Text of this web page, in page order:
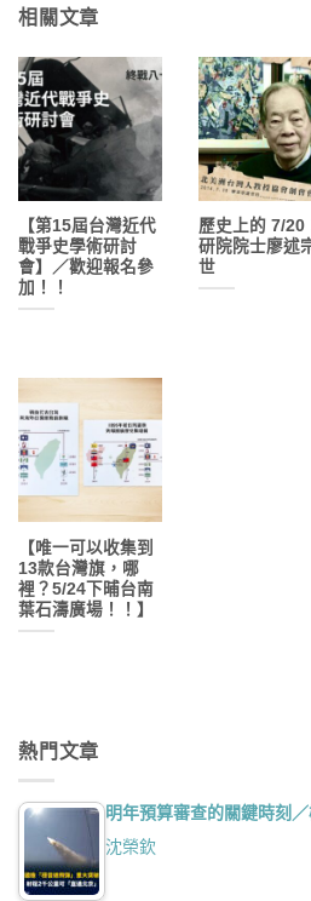
相關文章
【第15屆台灣近代
戰爭史學術研討
會】／歡迎報名參
加！！
歷史上的 7/20
研院院士廖述
世
【唯一可以收集到
13款台灣旗，哪
裡？5/24下晡台南
葉石濤廣場！！】
熱門文章
明年預算審查的關鍵時刻
沈榮欽